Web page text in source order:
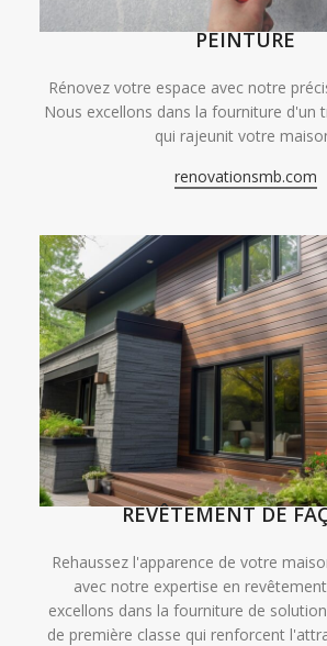
PEINTURE
Rénovez votre espace avec notre
Nous excellons dans la fourniture d'un
qui rajeunit votre
renovationsmb.com
REVÊTEMENT DE
Rehaussez l'apparence de votre
avec notre expertise en
excellons dans la fourniture de
de première classe qui renforcent